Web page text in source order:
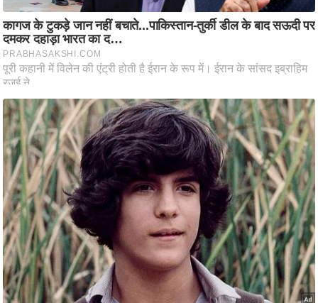
ष
प्र
भु
म
हि
मा
/
ध
र्म
स्थ
ल
व्र
त
त्यो
हा
र